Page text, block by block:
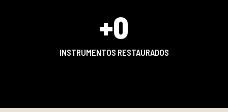
INSTRUMENTOS RESTAURADOS
+0